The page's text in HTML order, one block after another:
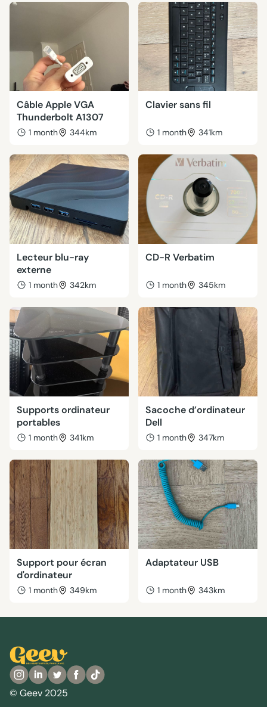
Câble Apple VGA
Thunderbolt A1307
1 month 344km
Clavier sans fil
1 month 341km
Lecteur blu-ray
externe
1 month 342km
CD-R Verbatim
1 month 345km
Supports ordinateur
portables
1 month 341km
Sacoche d’ordinateur
Dell
1 month 347km
Support pour écran
d'ordinateur
1 month 349km
Adaptateur USB
1 month 343km
© Geev 2025